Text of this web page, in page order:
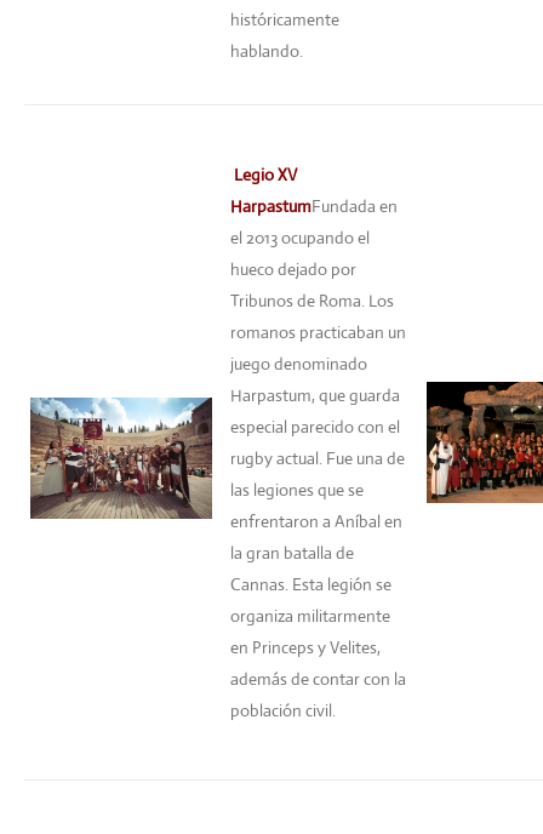
históricamente
hablando.
Legio XV
HarpastumFundada en
el 2013 ocupando el
hueco dejado por
Tribunos de Roma. Los
romanos practicaban un
juego denominado
Harpastum, que guarda
especial parecido con el
rugby actual. Fue una de
las legiones que se
enfrentaron a Aníbal en
la gran batalla de
Cannas. Esta legión se
organiza militarmente
en Princeps y Velites,
además de contar con la
población civil.